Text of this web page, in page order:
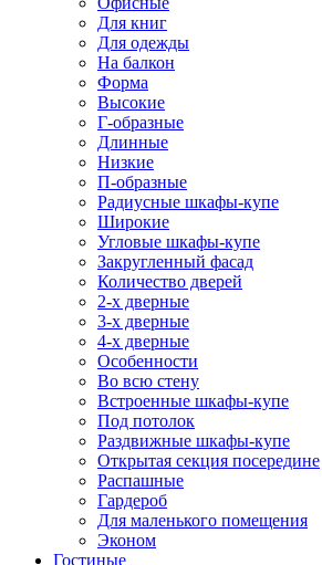
Для книг
Для одежды
На балкон
Форма
Высокие
Г-образные
Длинные
Низкие
П-образные
Радиусные шкафы-купе
Широкие
Угловые шкафы-купе
Закругленный фасад
Количество дверей
2-х дверные
3-х дверные
4-х дверные
Особенности
Во всю стену
Встроенные шкафы-купе
Под потолок
Раздвижные шкафы-купе
Открытая секция посередине
Распашные
Гардероб
Для маленького помещения
Эконом
Гостиные